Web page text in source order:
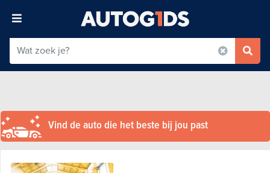
Vind de auto die het beste bij jou past